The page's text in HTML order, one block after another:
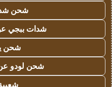
شحن
شدات ببجي
شحن
شحن لودو